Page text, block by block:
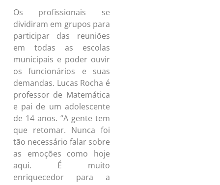
Os profissionais se
dividiram em grupos para
participar das reuniões
em todas as escolas
municipais e poder ouvir
os funcionários e suas
demandas. Lucas Rocha é
professor de Matemática
e pai de um adolescente
de 14 anos. “A gente tem
que retomar. Nunca foi
tão necessário falar sobre
as emoções como hoje
aqui. É muito
enriquecedor para a